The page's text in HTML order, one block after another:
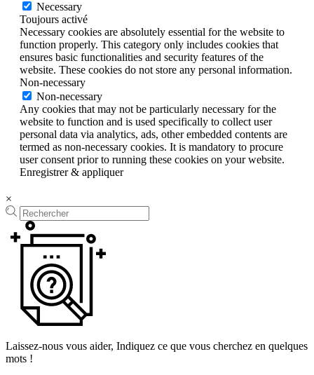
Necessary
Toujours activé
Necessary cookies are absolutely essential for the website to
function properly. This category only includes cookies that
ensures basic functionalities and security features of the
website. These cookies do not store any personal information.
Non-necessary
Non-necessary
Any cookies that may not be particularly necessary for the
website to function and is used specifically to collect user
personal data via analytics, ads, other embedded contents are
termed as non-necessary cookies. It is mandatory to procure
user consent prior to running these cookies on your website.
Enregistrer & appliquer
×
Laissez-nous vous aider, Indiquez ce que vous cherchez en quelques
mots !